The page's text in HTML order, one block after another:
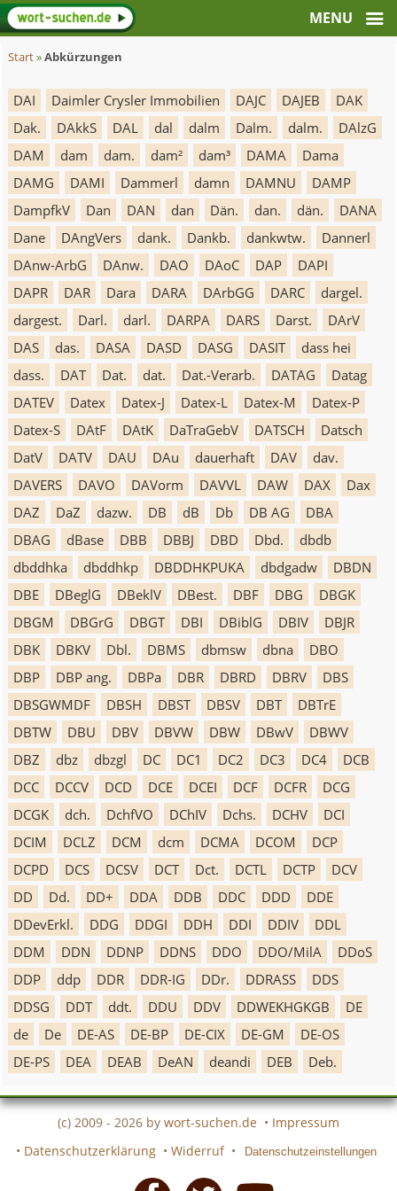
Start»Abkürzungen
DAI Daimler Crysler Immobilien DAJC DAJEB
DAK
Dak.
DAkkS DAL dal dalm Dalm. dalm.
DAlzG
DAM
dam dam. dam² dam³ DAMA
Dama
DAMG
DAMI Dammerl damn DAMNU
DAMP
DampfkV
Dan DAN dan Dän. dan. dän.
DANA
Dane
DAngVers dank. Dankb. dankwtw.
Dannerl
DAnw-ArbG
DAnw. DAO DAoC DAP
DAPI
DAPR
DAR Dara DARA DArbGG DARC
dargel.
dargest.
Darl. darl. DARPA DARS Darst.
DArV
DAS
das. DASA DASD DASG DASIT
dass hei
dass.
DAT Dat. dat. Dat.-Verarb. DATAG
Datag
DATEV
Datex Datex-J Datex-L Datex-M
Datex-P
Datex-S
DAtF DAtK DaTraGebV DATSCH
Datsch
DatV
DATV DAU DAu dauerhaft DAV
dav.
DAVERS
DAVO DAVorm DAVVL DAW DAX
Dax
DAZ
DaZ dazw. DB dB Db DB AG
DBA
DBAG
dBase DBB DBBJ DBD Dbd.
dbdb
dbddhka
dbddhkp DBDDHKPUKA dbdgadw
DBDN
DBE
DBeglG DBeklV DBest. DBF DBG
DBGK
DBGM
DBGrG DBGT DBI DBiblG DBIV
DBJR
DBK
DBKV Dbl. DBMS dbmsw dbna
DBO
DBP
DBP ang. DBPa DBR DBRD DBRV
DBS
DBSGWMDF
DBSH DBST DBSV DBT
DBTrE
DBTW
DBU DBV DBVW DBW DBwV
DBWV
DBZ
dbz dbzgl DC DC1 DC2 DC3 DC4
DCB
DCC
DCCV DCD DCE DCEI DCF DCFR
DCG
DCGK
dch. DchfVO DChIV Dchs. DCHV
DCI
DCIM
DCLZ DCM dcm DCMA DCOM
DCP
DCPD
DCS DCSV DCT Dct. DCTL DCTP
DCV
DD
Dd. DD+ DDA DDB DDC DDD
DDE
DDevErkl.
DDG DDGI DDH DDI DDIV
DDL
DDM
DDN DDNP DDNS DDO DDO/MilA
DDoS
DDP
ddp DDR DDR-IG DDr. DDRASS
DDS
DDSG
DDT ddt. DDU DDV DDWEKHGKGB
DE
de
De DE-AS DE-BP DE-CIX DE-GM
DE-OS
DE-PS
DEA DEAB DeAN deandi DEB Deb.
(c) 2009 - 2026 by wort-suchen.de • Impressum
• Datenschutzerklärung • Widerruf • Datenschutzeinstellungen